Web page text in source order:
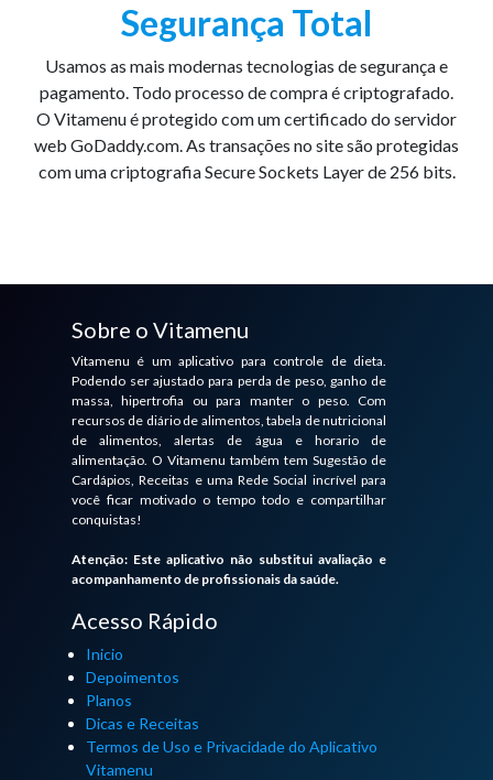
Segurança Total
Usamos as mais modernas tecnologias de segurança e
pagamento. Todo processo de compra é criptografado.
O Vitamenu é protegido com um certificado do servidor
web GoDaddy.com. As transações no site são protegidas
com uma criptografia Secure Sockets Layer de 256 bits.
Sobre o Vitamenu
Vitamenu é um aplicativo para controle de dieta.
Podendo ser ajustado para perda de peso, ganho de
massa, hipertrofia ou para manter o peso. Com
recursos de diário de alimentos, tabela de nutricional
de alimentos, alertas de água e horario de
alimentação. O Vitamenu também tem Sugestão de
Cardápios, Receitas e uma Rede Social incrível para
você ficar motivado o tempo todo e compartilhar
conquistas!
Atenção: Este aplicativo não substitui avaliação e
acompanhamento de profissionais da saúde.
Acesso Rápido
Inicio
Depoimentos
Planos
Dicas e Receitas
Termos de Uso e Privacidade do Aplicativo
Vitamenu